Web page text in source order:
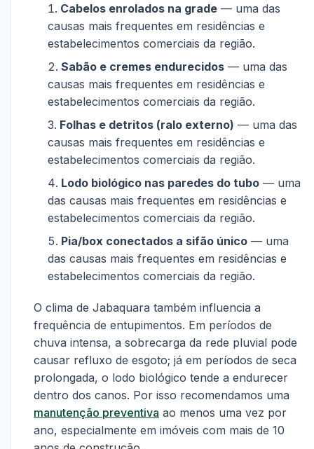
Cabelos enrolados na grade — uma das
causas mais frequentes em residências e
estabelecimentos comerciais da região.
Sabão e cremes endurecidos — uma das
causas mais frequentes em residências e
estabelecimentos comerciais da região.
Folhas e detritos (ralo externo) — uma das
causas mais frequentes em residências e
estabelecimentos comerciais da região.
Lodo biológico nas paredes do tubo — uma
das causas mais frequentes em residências e
estabelecimentos comerciais da região.
Pia/box conectados a sifão único — uma
das causas mais frequentes em residências e
estabelecimentos comerciais da região.
O clima de Jabaquara também influencia a
frequência de entupimentos. Em períodos de
chuva intensa, a sobrecarga da rede pluvial pode
causar refluxo de esgoto; já em períodos de seca
prolongada, o lodo biológico tende a endurecer
dentro dos canos. Por isso recomendamos uma
manutenção preventiva ao menos uma vez por
ano, especialmente em imóveis com mais de 10